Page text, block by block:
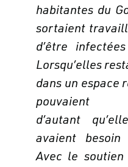
habitantes du
sortaient
d’être
Lorsqu’elles
dans un espace
d’autant qu’
avaient besoin
Avec le soutien